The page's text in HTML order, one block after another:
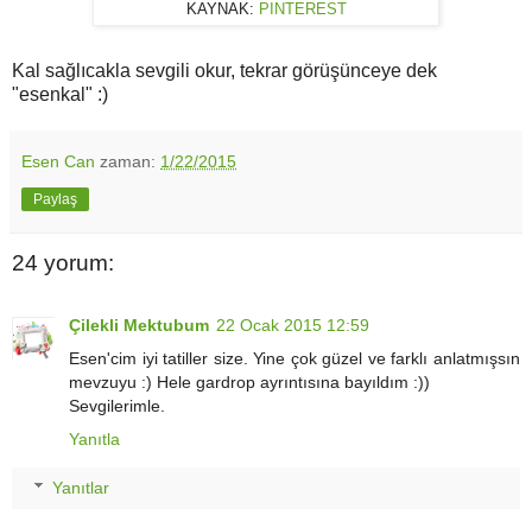
KAYNAK: PINTEREST
Kal sağlıcakla sevgili okur, tekrar görüşünceye dek
"esenkal" :)
Esen Can zaman: 1/22/2015
Paylaş
24 yorum:
Çilekli Mektubum 22 Ocak 2015 12:59
Esen'cim iyi tatiller size. Yine çok güzel ve farklı anlatmışsın
mevzuyu :) Hele gardrop ayrıntısına bayıldım :))
Sevgilerimle.
Yanıtla
Yanıtlar